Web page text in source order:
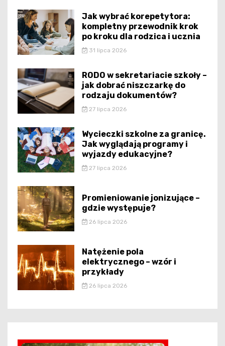
Jak wybrać korepetytora:
kompletny przewodnik krok
po kroku dla rodzica i ucznia
31 lipca 2026
RODO w sekretariacie szkoły –
jak dobrać niszczarkę do
rodzaju dokumentów?
27 lipca 2026
Wycieczki szkolne za granicę.
Jak wyglądają programy i
wyjazdy edukacyjne?
27 lipca 2026
Promieniowanie jonizujące –
gdzie występuje?
26 lipca 2026
Natężenie pola
elektrycznego – wzór i
przykłady
26 lipca 2026